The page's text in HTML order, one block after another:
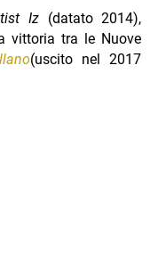
Iz (datato 2014),
vittoria tra le Nuove
(uscito nel 2017